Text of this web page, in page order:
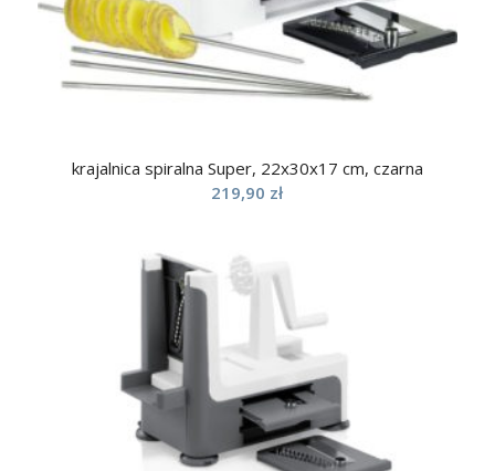
krajalnica spiralna Super, 22x30x17 cm, czarna
219,90 zł